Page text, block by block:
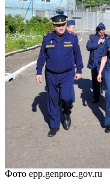
Фото epp.genproc.gov.ru